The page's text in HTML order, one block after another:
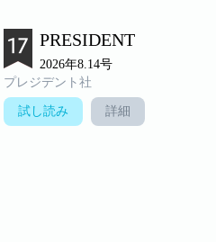
PRESIDENT
2026年8.14号
プレジデント社
試し読み 詳細